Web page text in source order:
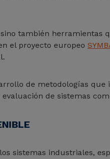
también herramientas
el proyecto europeo
de metodologías que
de sistemas
sistemas industriales,